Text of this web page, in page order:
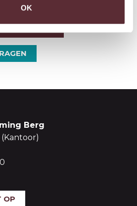
OK
Berg
OP